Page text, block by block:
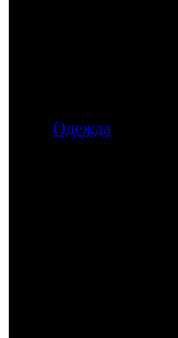
Одежда